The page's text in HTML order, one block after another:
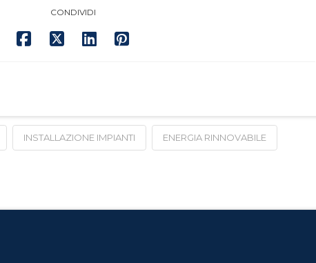
CONDIVIDI
INSTALLAZIONE IMPIANTI ENERGIA RINNOVABILE